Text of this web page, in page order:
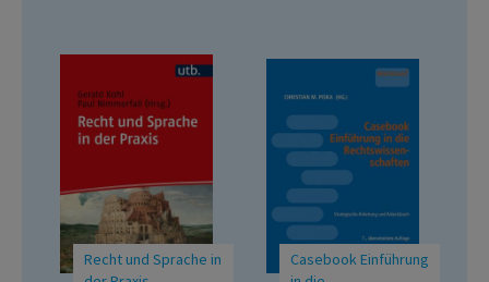
Abkürzungsverzeichnis
Recht und Sprache in
Casebook Einführung